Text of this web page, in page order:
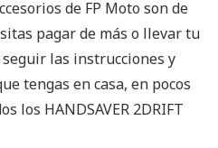
de FP Moto son de
pagar de más o llevar tu
las instrucciones y
tengas en casa, en pocos
los HANDSAVER 2DRIFT